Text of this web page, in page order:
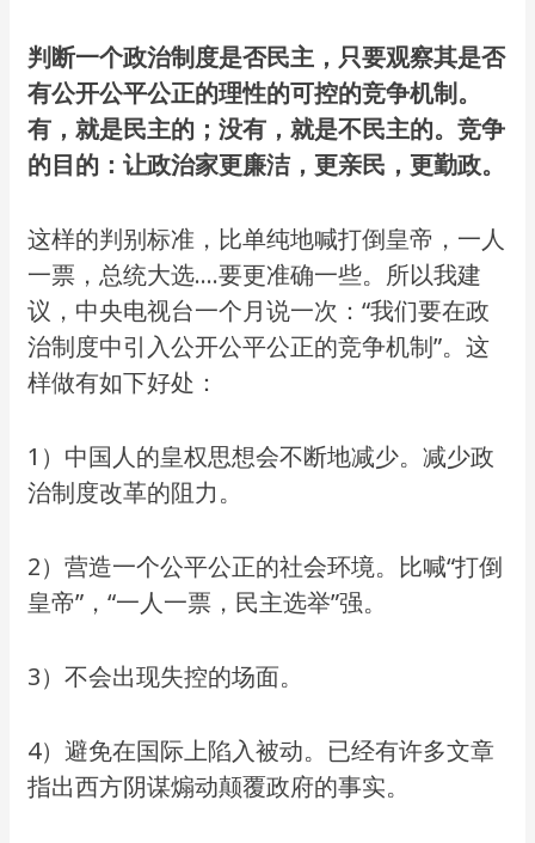
判断一个政治制度是否民主，只要观察其是否
有公开公平公正的理性的可控的竞争机制。
有，就是民主的；没有，就是不民主的。竞争
的目的：让政治家更廉洁，更亲民，更勤政。
这样的判别标准，比单纯地喊打倒皇帝，一人
一票，总统大选….要更准确一些。所以我建
议，中央电视台一个月说一次：“我们要在政
治制度中引入公开公平公正的竞争机制”。这
样做有如下好处：
1）中国人的皇权思想会不断地减少。减少政
治制度改革的阻力。
2）营造一个公平公正的社会环境。比喊“打倒
皇帝”，“一人一票，民主选举”强。
3）不会出现失控的场面。
4）避免在国际上陷入被动。已经有许多文章
指出西方阴谋煽动颠覆政府的事实。